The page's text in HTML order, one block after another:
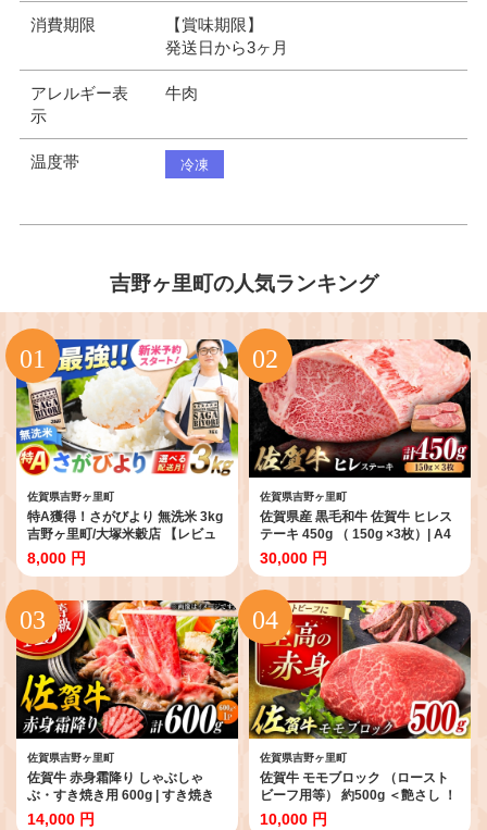
消費期限
【賞味期限】
発送日から3ヶ月
アレルギー表
示
牛肉
温度帯 冷凍
吉野ヶ里町の人気ランキング
佐賀県吉野ヶ里町
特A獲得！さがびより 無洗米 3kg
吉野ヶ里町/大塚米穀店 【レビュ
ーキャンペーン対象品】
[FCW025]
8,000 円
佐賀県吉野ヶ里町
佐賀県産 黒毛和牛 佐賀牛 ヒレス
テーキ 450g （ 150g ×3枚）| A4
A5 3人前 黒毛和牛 国産 ステーキ
ヒレステーキ ヒレ肉 ヒレステー
キ ステーキ ひれすてーき ステー
キ すてーき 冷凍 | 吉野ヶ里町
[FDB013]
30,000 円
佐賀県吉野ヶ里町
佐賀牛 赤身霜降り しゃぶしゃ
ぶ・すき焼き用 600g | すき焼き
佐賀牛 すきやき 冷凍 | 吉野ヶ里町
14,000 円
佐賀県吉野ヶ里町
佐賀牛 モモブロック （ロースト
ビーフ用等） 約500g ＜艶さし ！
＞| ローストビーフ ろーすとびー
10,000 円